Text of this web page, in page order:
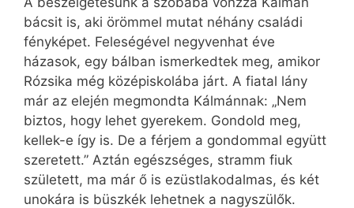
bácsit is, aki örömmel mutat néhány családi
fényképet. Feleségével negyvenhat éve
házasok, egy bálban ismerkedtek meg, amikor
Rózsika még középiskolába járt. A fiatal lány
már az elején megmondta Kálmánnak: „Nem
biztos, hogy lehet gyerekem. Gondold meg,
kellek-e így is. De a férjem a gondommal együtt
szeretett.” Aztán egészséges, stramm fiuk
született, ma már ő is ezüstlakodalmas, és két
unokára is büszkék lehetnek a nagyszülők.